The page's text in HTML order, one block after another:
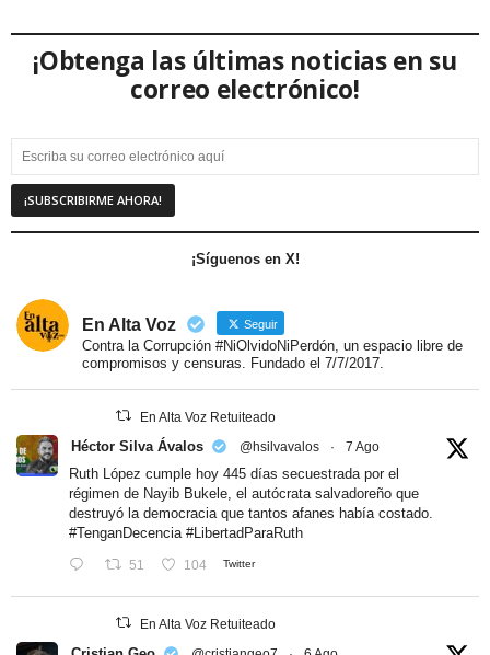
¡Obtenga las últimas noticias en su
correo electrónico!
¡Síguenos en X!
En Alta Voz Seguir
Contra la Corrupción #NiOlvidoNiPerdón, un espacio libre de
compromisos y censuras. Fundado el 7/7/2017.
En Alta Voz Retuiteado
Héctor Silva Ávalos @hsilvavalos · 7 Ago
Ruth López cumple hoy 445 días secuestrada por el
régimen de Nayib Bukele, el autócrata salvadoreño que
destruyó la democracia que tantos afanes había costado.
#TenganDecencia #LibertadParaRuth
51 104 Twitter
En Alta Voz Retuiteado